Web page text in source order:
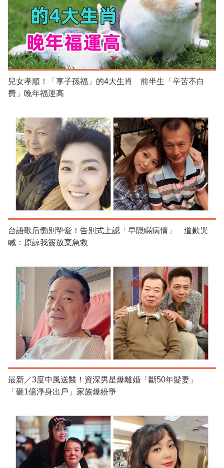
兒女孝順！「享子孫福」的4大生肖 前半生「辛苦不白
費」晚年福運高
台語歌后慟別摯愛！告別式上認「早隱瞞病情」 道歉哭
喊：原諒我簽放棄急救
最新／3度中風送醫！資深男星爆離婚「斷50年髮妻」
「砸1億淨身出戶」家族爆紛爭